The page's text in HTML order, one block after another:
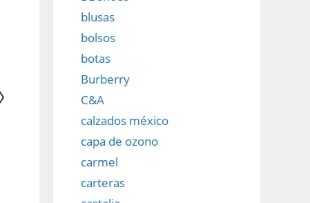
blusas
bolsos
botas
Burberry
C&A
calzados méxico
capa de ozono
carmel
carteras